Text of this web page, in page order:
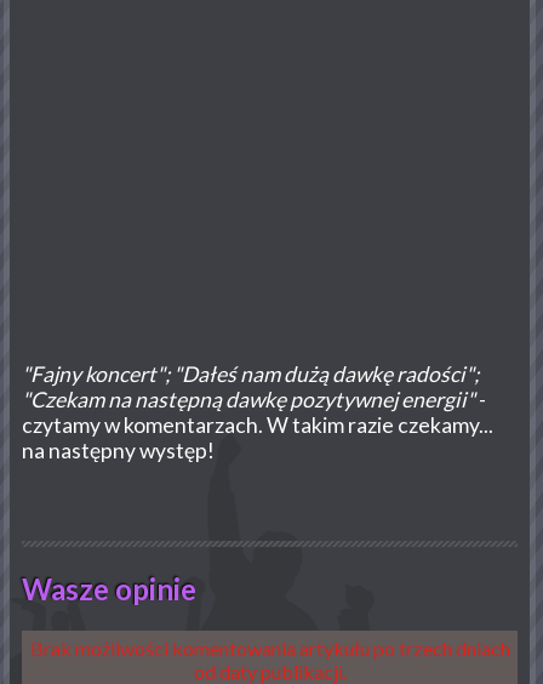
"Fajny koncert"; "Dałeś nam dużą dawkę radości";
"Czekam na następną dawkę pozytywnej energii"-
czytamy w komentarzach. W takim razie czekamy...
na następny występ!
Wasze opinie
Brak możliwości komentowania artykułu po trzech dniach
od daty publikacji.